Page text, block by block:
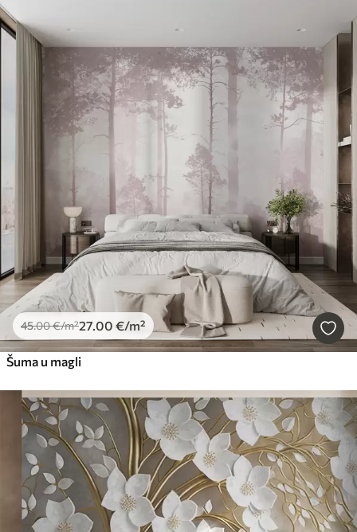
45.00€/m²27.00 €/m²
Šuma u magli